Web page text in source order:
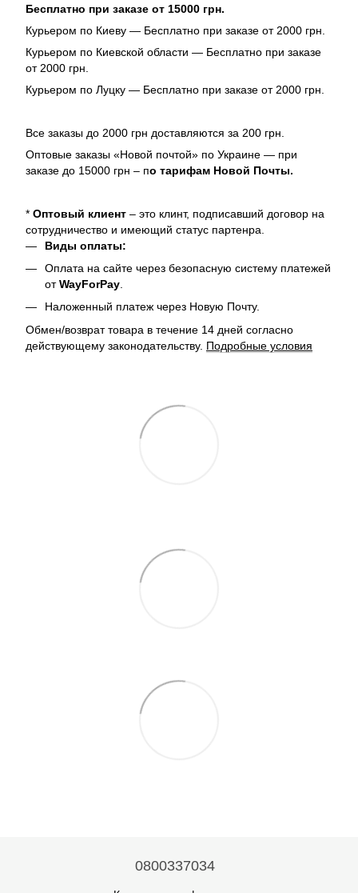
Бесплатно при заказе от 15000 грн.
Курьером по Киеву — Бесплатно при заказе от 2000 грн.
Курьером по Киевской области — Бесплатно при заказе
от 2000 грн.
Курьером по Луцку — Бесплатно при заказе от 2000 грн.
Все заказы до 2000 грн доставляются за 200 грн.
Оптовые заказы «Новой почтой» по Украине — при
заказе до 15000 грн – по тарифам Новой Почты.
* Оптовый клиент – это клинт, подписавший договор на
сотрудничество и имеющий статус партенра.
Виды оплаты:
Оплата на сайте через безопасную систему платежей
отWayForPay
Наложенный платеж через Новую Почту.
Обмен/возврат товара в течение 14 дней согласно
действующему законодательству. Подробные условия
0800337034